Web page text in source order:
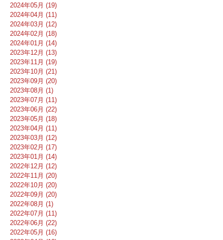
2024年05月 (19)
2024年04月 (11)
2024年03月 (12)
2024年02月 (18)
2024年01月 (14)
2023年12月 (13)
2023年11月 (19)
2023年10月 (21)
2023年09月 (20)
2023年08月 (1)
2023年07月 (11)
2023年06月 (22)
2023年05月 (18)
2023年04月 (11)
2023年03月 (12)
2023年02月 (17)
2023年01月 (14)
2022年12月 (12)
2022年11月 (20)
2022年10月 (20)
2022年09月 (20)
2022年08月 (1)
2022年07月 (11)
2022年06月 (22)
2022年05月 (16)